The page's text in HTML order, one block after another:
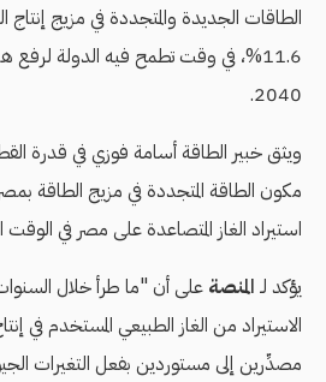
الطاقات الجديدة والمتجددة في مزيج إنتاج
2040.
ويثق خبير الطاقة أسامة فوزي في قدرة
مكون الطاقة المتجددة في مزيج الطاقة
استيراد الغاز المتصاعدة على مصر في الوقت
يؤكد لـ المنصة على أن "ما طرأ خلال السنوات
الاستيراد من الغاز الطبيعي المستخدم في
مصدِّرين إلى مستوردين بفعل التغيرات